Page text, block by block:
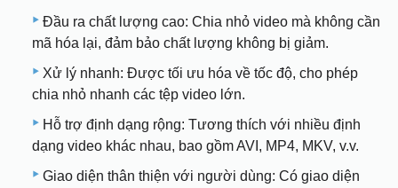
Đầu ra chất lượng cao: Chia nhỏ video mà không cần
mã hóa lại, đảm bảo chất lượng không bị giảm.
Xử lý nhanh: Được tối ưu hóa về tốc độ, cho phép
chia nhỏ nhanh các tệp video lớn.
Hỗ trợ định dạng rộng: Tương thích với nhiều định
dạng video khác nhau, bao gồm AVI, MP4, MKV, v.v.
Giao diện thân thiện với người dùng: Có giao diện